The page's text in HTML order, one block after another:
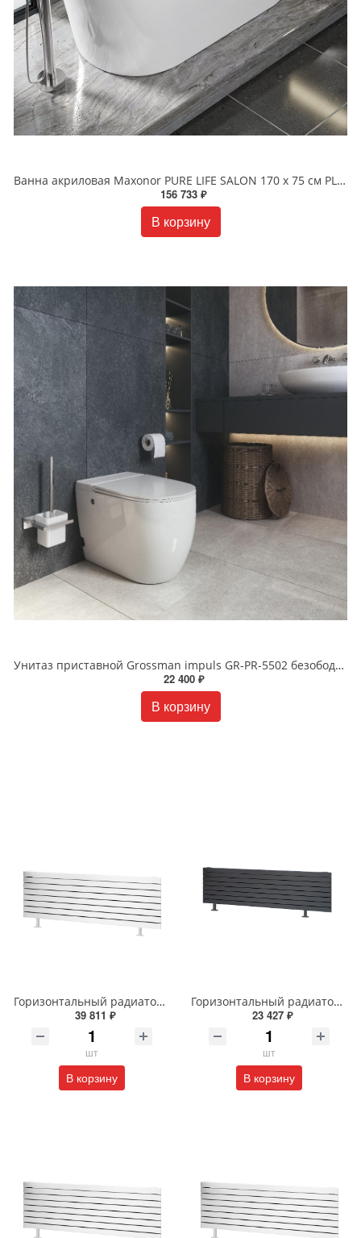
Ванна акриловая Maxonor PURE LIFE SALON 170 х 75 см PL-BT1704 белая
156 733 ₽
В корзину
Унитаз приставной Grossman impuls GR-PR-5502 безободковый белый
22 400 ₽
В корзину
Горизонтальный радиатор с боковым подключением напольный Arbiola Gorizont Liner HZ 91598 250 х 28 см белый
39 811 ₽
шт
В корзину
Горизонтальный радиатор с боковым подключением напольный Arbiola Gorizont Liner HZ 91554 150 х 28 см черный
23 427 ₽
шт
В корзину